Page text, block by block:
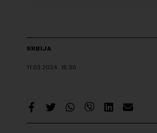
SRBIJA
11.03.2024. 15:30